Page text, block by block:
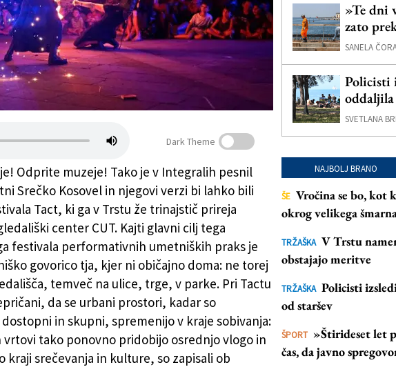
slovensko skupino Čupakabra
Dark Theme
Odprite muzeje! Tako je v Integralih pesnil
Srečko Kosovel in njegovi verzi bi lahko bili
Tact, ki ga v Trstu že trinajstič prireja
center CUT. Kajti glavni cilj tega
festivala performativnih umetniških praks je
govorico tja, kjer ni običajno doma: ne torej
temveč na ulice, trge, v parke. Pri Tactu
da se urbani prostori, kadar so
in skupni, spremenijo v kraje sobivanja:
tako ponovno pridobijo osrednjo vlogo in
kraji srečevanja in kulture, so zapisali ob
»Te dni
zato
SANELA
Policisti
oddaljila
SVETLANA
NAJBOLJ BRANO
ŠE Vročina se bo, kot
okrog velikega
TRŽAŠKA V Trstu
obstajajo meritve
TRŽAŠKA Policisti
od staršev
ŠPORT »Štirideset let
čas, da javno